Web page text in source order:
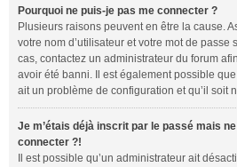
Pourquoi ne puis-je pas me connecter ?
Plusieurs raisons peuvent en être la cause.
votre nom d’utilisateur et votre mot de passe
cas, contactez un administrateur du forum
avoir été banni. Il est également possible
ait un problème de configuration et qu’il soit
Je m’étais déjà inscrit par le passé mais
connecter ?!
Il est possible qu’un administrateur ait